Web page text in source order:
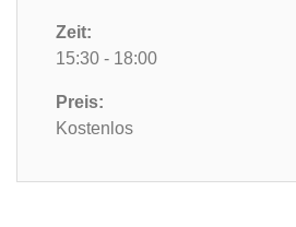
Zeit:
15:30 - 18:00
Preis:
Kostenlos